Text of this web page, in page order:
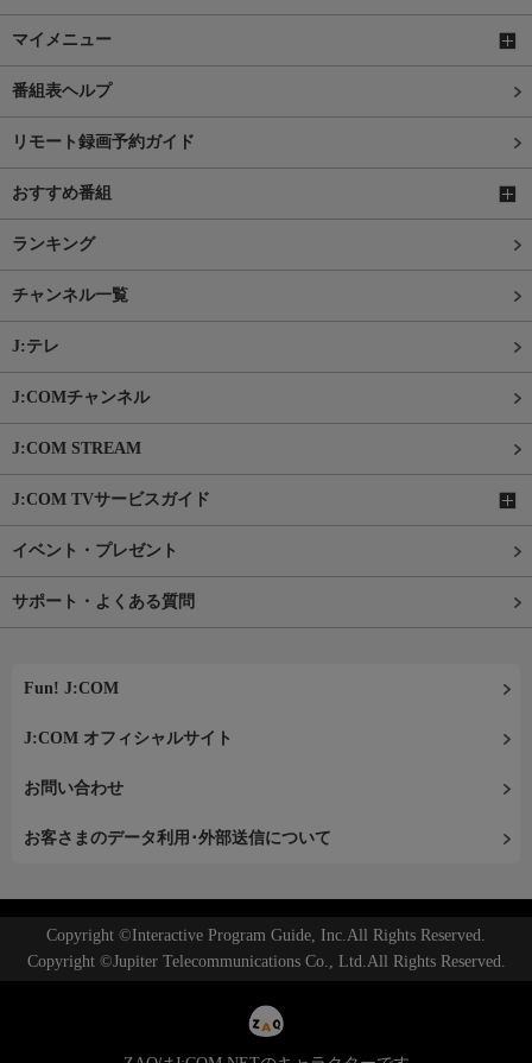
マイメニュー
番組表ヘルプ
リモート録画予約ガイド
おすすめ番組
ランキング
チャンネル一覧
J:テレ
J:COMチャンネル
J:COM STREAM
J:COM TVサービスガイド
イベント・プレゼント
サポート・よくある質問
Fun! J:COM
J:COM オフィシャルサイト
お問い合わせ
お客さまのデータ利用･外部送信について
Copyright ©Interactive Program Guide, Inc.All Rights Reserved.
Copyright ©Jupiter Telecommunications Co., Ltd.All Rights Reserved.